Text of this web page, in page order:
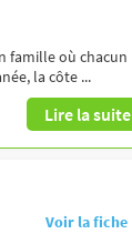
famille où chacun
la côte ...
Lire la suite
Voir la fiche